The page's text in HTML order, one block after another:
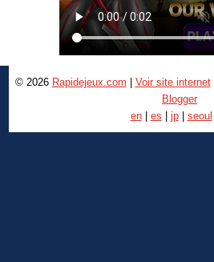
© 2026 Rapidejeux.com Voir site internet|
Blogger
en| es jp| seoul